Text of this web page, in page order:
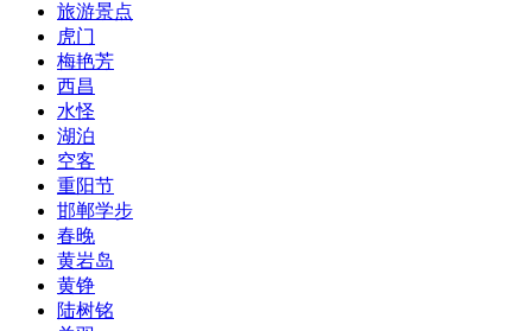
旅游景点
​虎门
​梅艳芳
​西昌
水怪
湖泊
​空客
​重阳节
​邯郸学步
春晚
​黄岩岛
​黄铮
陆树铭